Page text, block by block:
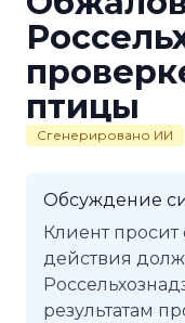
птицы
Сгенерировано ИИ
Обсуждение
Клиент просит
действия
результатам